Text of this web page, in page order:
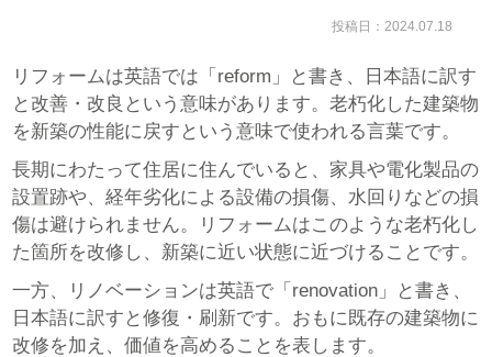
投稿日：2024.07.18
リフォームは英語では「reform」と書き、日本語に訳す
と改善・改良という意味があります。老朽化した建築物
を新築の性能に戻すという意味で使われる言葉です。
長期にわたって住居に住んでいると、家具や電化製品の
設置跡や、経年劣化による設備の損傷、水回りなどの損
傷は避けられません。リフォームはこのような老朽化し
た箇所を改修し、新築に近い状態に近づけることです。
一方、リノベーションは英語で「renovation」と書き、
日本語に訳すと修復・刷新です。おもに既存の建築物に
改修を加え、価値を高めることを表します。